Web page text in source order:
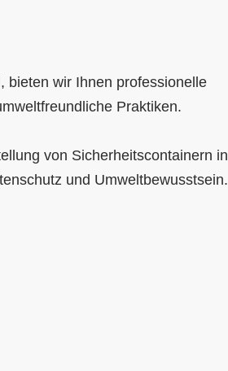
bieten wir Ihnen professionelle
Praktiken.
von Sicherheitscontainern in
und Umweltbewusstsein.